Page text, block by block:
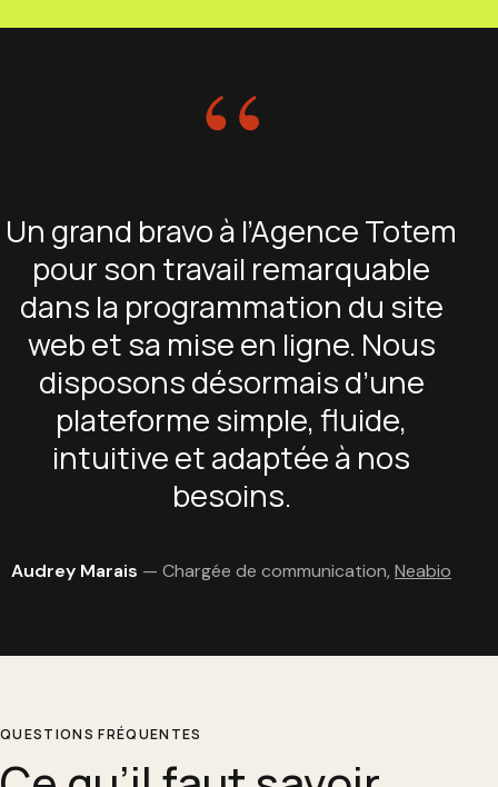
“
Un grand bravo à l’Agence Totem
pour son travail remarquable
dans la programmation du site
web et sa mise en ligne. Nous
disposons désormais d’une
plateforme simple, fluide,
intuitive et adaptée à nos
besoins.
Audrey Marais — Chargée de communication, Neabio
QUESTIONS FRÉQUENTES